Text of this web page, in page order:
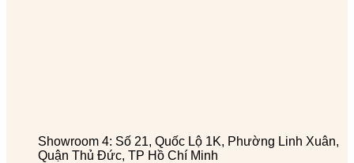
Showroom 4: Số 21, Quốc Lộ 1K, Phường Linh Xuân,
Quận Thủ Đức, TP Hồ Chí Minh